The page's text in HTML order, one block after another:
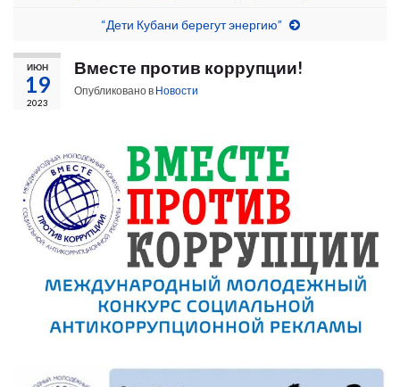
“Дети Кубани берегут энергию”
ИЮН
19
2023
Вместе против коррупции!
Опубликовано в Новости